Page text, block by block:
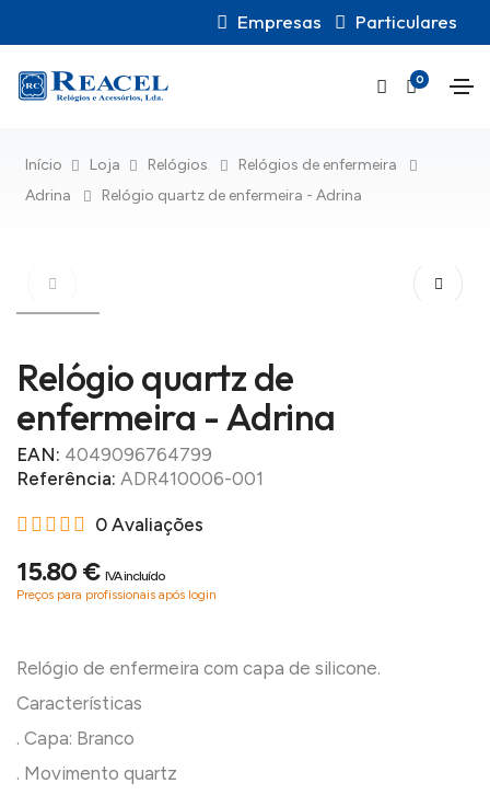
Empresas Particulares
0
Início Loja Relógios
Relógios de enfermeira
Adrina
Relógio quartz de enfermeira - Adrina
Relógio quartz de
enfermeira - Adrina
EAN: 4049096764799
Referência: ADR410006-001
0 Avaliações
15.80 € IVA incluído
Preços para profissionais após login
Relógio de enfermeira com capa de silicone.
Características
. Capa: Branco
. Movimento quartz